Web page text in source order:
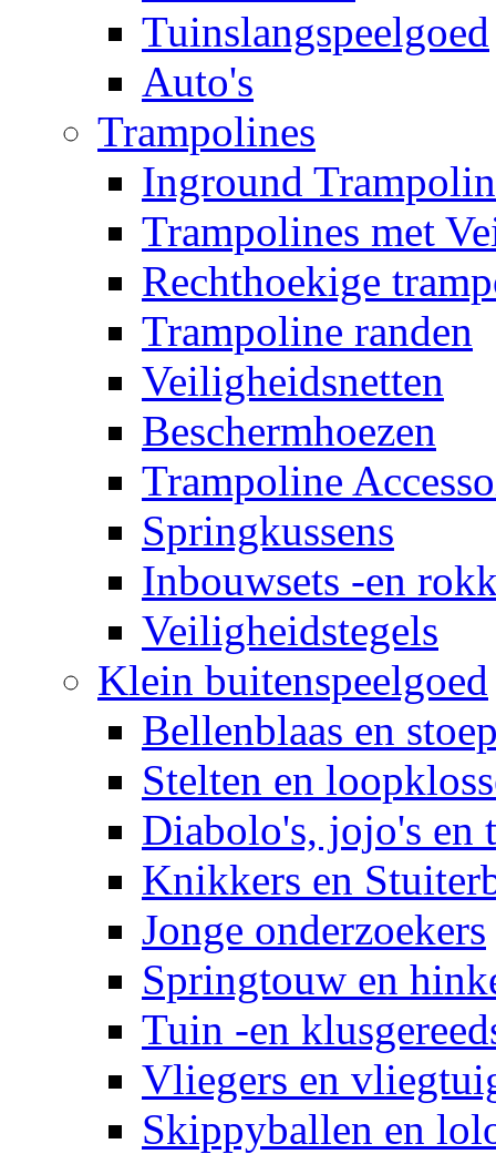
Tuinslangspeelgoed
Auto's
Trampolines
Inground
Trampolines met
Rechthoekige
Trampoline randen
Veiligheidsnetten
Beschermhoezen
Trampoline
Springkussens
Inbouwsets -en
Veiligheidstegels
Klein buitenspeelgoed
Bellenblaas en
Stelten en
Diabolo's, jojo's en
Knikkers en
Jonge onderzoekers
Springtouw en
Tuin -en
Vliegers en
Skippyballen en